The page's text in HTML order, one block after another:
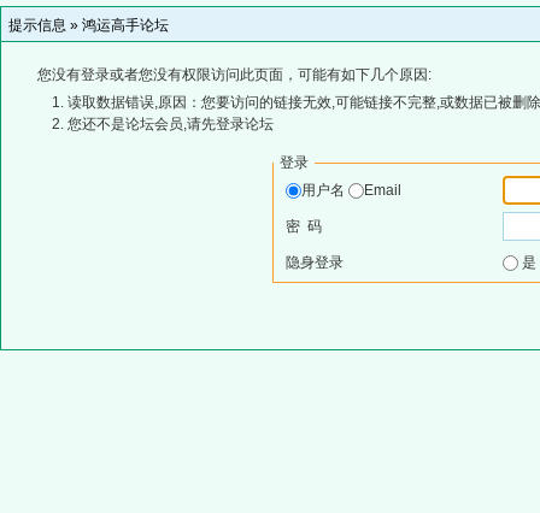
提示信息 » 鸿运高手论坛
您没有登录或者您没有权限访问此页面，可能有如下几个原因:
读取数据错误,原因：您要访问的链接无效,可能链接不完整,或数据已被删
您还不是论坛会员,请先登录论坛
登录
用户名
Email
密 码
隐身登录